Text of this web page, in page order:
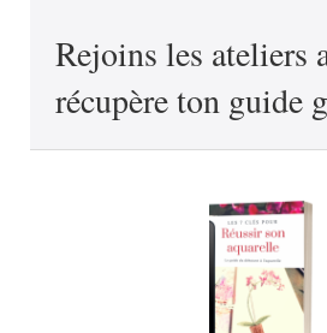
Rejoins les ateliers
récupère ton guide